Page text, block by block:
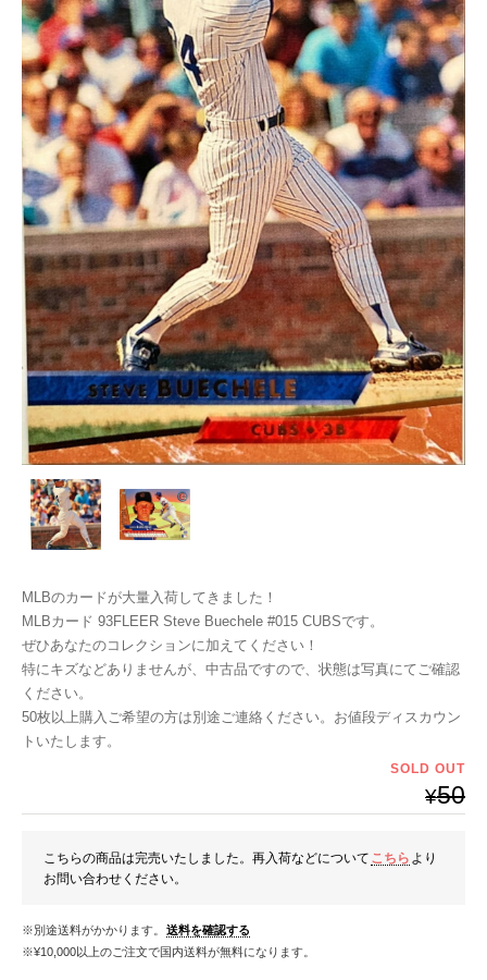
MLBのカードが大量入荷してきました！
MLBカード 93FLEER Steve Buechele #015 CUBSです。
ぜひあなたのコレクションに加えてください！
特にキズなどありませんが、中古品ですので、状態は写真にてご確認
ください。
50枚以上購入ご希望の方は別途ご連絡ください。お値段ディスカウン
トいたします。
SOLD OUT
¥50
こちらの商品は完売いたしました。再入荷などについて こちら より
お問い合わせください。
※別途送料がかかります。 送料を確認する
※¥10,000以上のご注文で国内送料が無料になります。